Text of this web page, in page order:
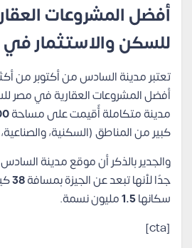
أفضل المشروعات
للسكن والاستثمار في
تعتبر مدينة السادس من أكتوبر من
أفضل المشروعات العقارية في مصر
مدينة متكاملة أٌقيمت على مساحة
كبير من المناطق (السكنية،
والجدير بالذكر أن موقع مدينة
جدًا لأنها تبعد عن الجيزة بمسافة38
سكانها1.5مليون نسمة.
[cta]